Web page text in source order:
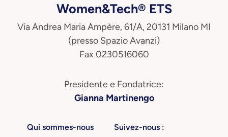
Women&Tech® ETS
Via Andrea Maria Ampère, 61/A, 20131 Milano MI
(presso Spazio Avanzi)
Fax 0230516060
Presidente e Fondatrice:
Gianna Martinengo
Qui sommes-nous Suivez-nous :